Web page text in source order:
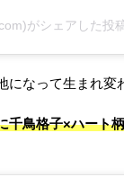
がシェアした投
なって生まれ変
千鳥格子×ハート